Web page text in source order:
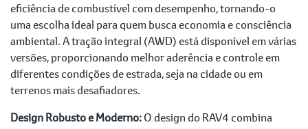
eficiência de combustível com desempenho, tornando-o
uma escolha ideal para quem busca economia e consciência
ambiental. A tração integral (AWD) está disponível em várias
versões, proporcionando melhor aderência e controle em
diferentes condições de estrada, seja na cidade ou em
terrenos mais desafiadores.
Design Robusto e Moderno:O design do RAV4 combina